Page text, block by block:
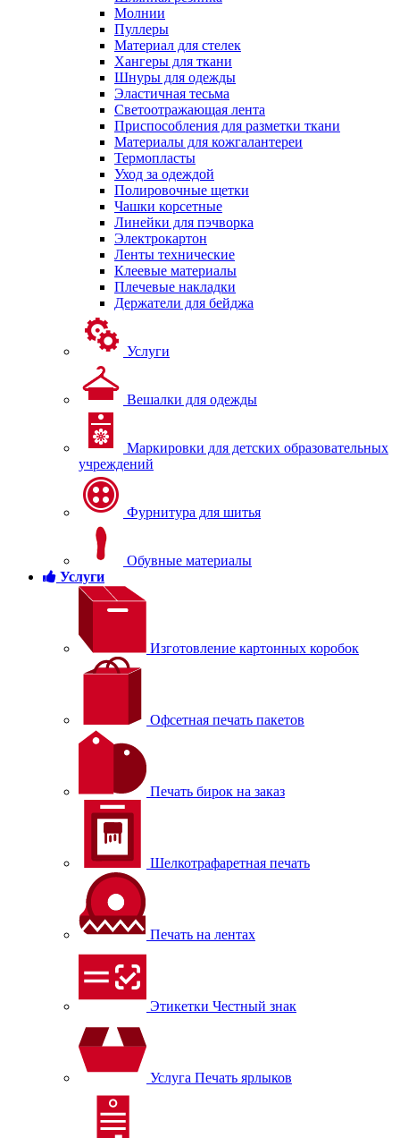
Молнии
Пуллеры
Материал для стелек
Хангеры для ткани
Шнуры для одежды
Эластичная тесьма
Светоотражающая лента
Приспособления для разметки ткани
Материалы для кожгалантереи
Термопласты
Уход за одеждой
Полировочные щетки
Чашки корсетные
Линейки для пэчворка
Электрокартон
Ленты технические
Клеевые материалы
Плечевые накладки
Держатели для бейджа
Услуги
Вешалки для одежды
Маркировки для детских образовательных
учреждений
Фурнитура для шитья
Обувные материалы
Услуги
Изготовление картонных коробок
Офсетная печать пакетов
Печать бирок на заказ
Шелкотрафаретная печать
Печать на лентах
Этикетки Честный знак
Услуга Печать ярлыков